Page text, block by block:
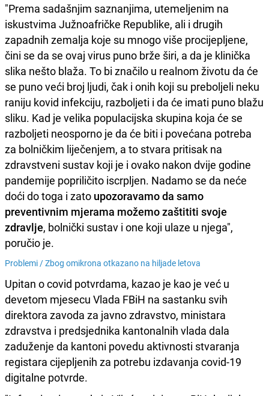
"Prema sadašnjim saznanjima, utemeljenim na
iskustvima Južnoafričke Republike, ali i drugih
zapadnih zemalja koje su mnogo više procijepljene,
čini se da se ovaj virus puno brže širi, a da je klinička
slika nešto blaža. To bi značilo u realnom životu da će
se puno veći broj ljudi, čak i onih koji su preboljeli neku
raniju kovid infekciju, razboljeti i da će imati puno blažu
sliku. Kad je velika populacijska skupina koja će se
razboljeti neosporno je da će biti i povećana potreba
za bolničkim liječenjem, a to stvara pritisak na
zdravstveni sustav koji je i ovako nakon dvije godine
pandemije popriličito iscrpljen. Nadamo se da neće
doći do toga i zato upozoravamo da samo
preventivnim mjerama možemo zaštititi svoje
zdravlje, bolnički sustav i one koji ulaze u njega",
poručio je.
Problemi /Zbog omikrona otkazano na hiljade letova
Upitan o covid potvrdama, kazao je kao je već u
devetom mjesecu Vlada FBiH na sastanku svih
direktora zavoda za javno zdravstvo, ministara
zdravstva i predsjednika kantonalnih vlada dala
zaduženje da kantoni povedu aktivnosti stvaranja
registara cijepljenih za potrebu izdavanja covid-19
digitalne potvrde.